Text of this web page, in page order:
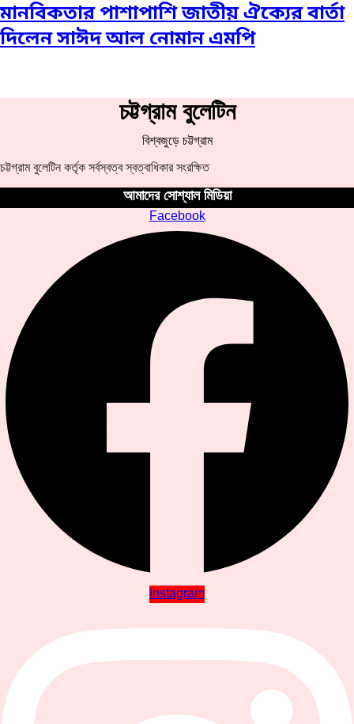
মানবিকতার পাশাপাশি জাতীয় ঐক্যের বার্তা
দিলেন সাঈদ আল নোমান এমপি
চট্টগ্রাম বুলেটিন
বিশ্বজুড়ে চট্টগ্রাম
চট্টগ্রাম বুলেটিন কর্তৃক সর্বস্বত্ব স্বত্বাধিকার সংরক্ষিত
আমাদের সোশ্যাল মিডিয়া
Facebook
Instagram